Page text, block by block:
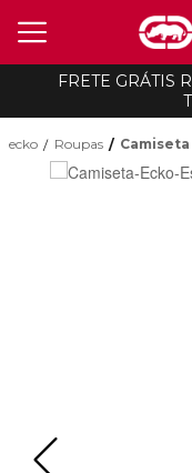
FRETE GRÁTIS
ecko Roupas Camiseta